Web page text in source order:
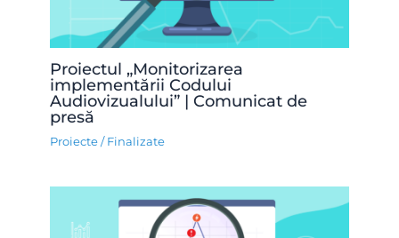
Proiectul „Monitorizarea
implementării Codului
Audiovizualului” | Comunicat de
presă
Proiecte / Finalizate